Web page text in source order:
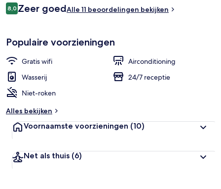
Exclusieve kamer | Een minibar,
€ 17
Beoordelingen
8,08,0 op 10 –
Zeer goedAlle 11 beoordelingen bekijken
Populaire voorzieningen
Gratis wifi
Airconditioning
Wasserij
24/7 receptie
Niet-roken
Alles bekijken
Voornaamste voorzieningen (10)
Net als thuis (6)